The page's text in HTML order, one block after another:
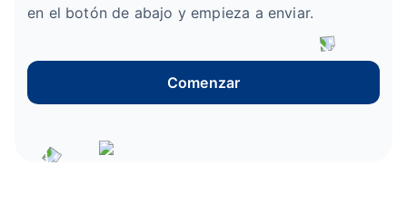
en el botón de abajo y empieza a enviar.
Comenzar